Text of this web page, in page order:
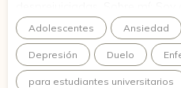
psicoanálisis de orientación
experiencia en el área clínica
familias y nuevas
posgrado en el área clínica
desees conectar!
Adolescentes Ansiedad
Depresión Duelo
para estudiantes universitarios